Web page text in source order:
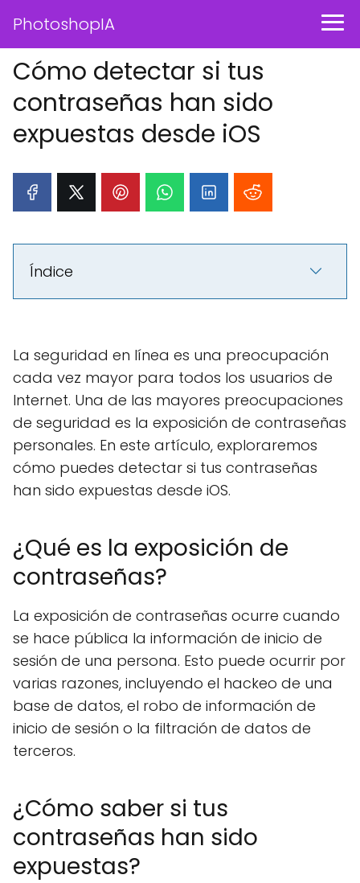
PhotoshopIA
Cómo detectar si tus
contraseñas han sido
expuestas desde iOS
Índice
La seguridad en línea es una preocupación
cada vez mayor para todos los usuarios de
Internet. Una de las mayores preocupaciones
de seguridad es la exposición de contraseñas
personales. En este artículo, exploraremos
cómo puedes detectar si tus contraseñas
han sido expuestas desde iOS.
¿Qué es la exposición de
contraseñas?
La exposición de contraseñas ocurre cuando
se hace pública la información de inicio de
sesión de una persona. Esto puede ocurrir por
varias razones, incluyendo el hackeo de una
base de datos, el robo de información de
inicio de sesión o la filtración de datos de
terceros.
¿Cómo saber si tus
contraseñas han sido
expuestas?